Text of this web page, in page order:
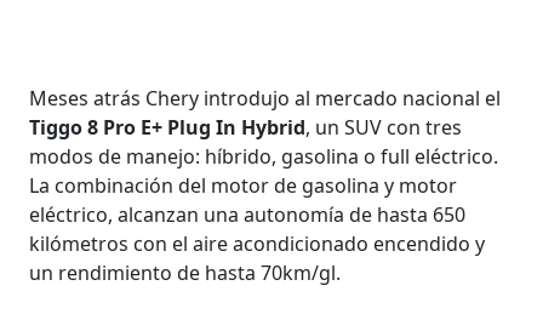
Meses atrás Chery introdujo al mercado nacional el
Tiggo 8 Pro E+ Plug In Hybrid, un SUV con tres
modos de manejo: híbrido, gasolina o full eléctrico.
La combinación del motor de gasolina y motor
eléctrico, alcanzan una autonomía de hasta 650
kilómetros con el aire acondicionado encendido y
un rendimiento de hasta 70km/gl.